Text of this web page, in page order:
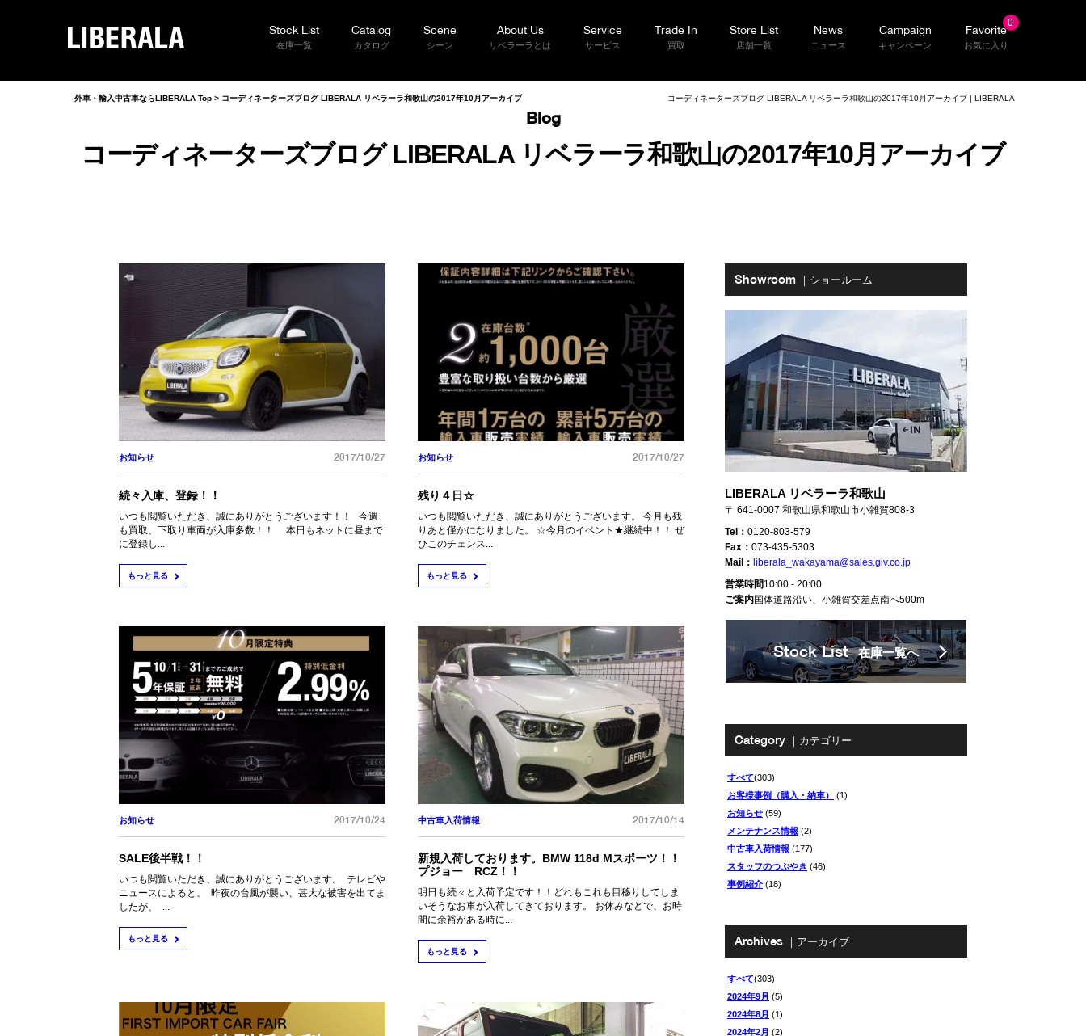
LIBERALA
Stock List
在庫一覧
Catalog
カタログ
Scene
シーン
About Us
リベラーラとは
Service
サービス
Trade In
買取
Store List
店舗一覧
News
ニュース
Campaign
キャンペーン
Favorite
0
お気に入り
コーディネーターズブログ LIBERALA リベラーラ和歌山の2017年10月アーカイブ | LIBERALA
Blog
コーディネーターズブログ LIBERALA リベラーラ和歌山の2017年10月アーカイブ
外車・輸入中古車ならLIBERALA Top > コーディネーターズブログ LIBERALA リベラーラ和歌山の2017年10月アーカイブ
お知らせ 2017/10/27
続々入庫、登録！！
いつも閲覧いただき、誠にありがとうございます！！ 今週
も買取、下取り車両が入庫多数！！ 本日もネットに昼まで
に登録し...
もっと見る
お知らせ 2017/10/27
残り４日☆
いつも閲覧いただき、誠にありがとうございます。 今月も残
りあと僅かになりました。 ☆今月のイベント★継続中！！ ぜ
ひこのチェンス...
もっと見る
お知らせ 2017/10/24
SALE後半戦！！
いつも閲覧いただき、誠にありがとうございます。 テレビや
ニュースによると、 昨夜の台風が襲い、甚大な被害を出てま
したが、 ...
もっと見る
中古車入荷情報 2017/10/14
新規入荷しております。BMW 118d Mスポーツ！！
プジョー RCZ！！
明日も続々と入荷予定です！！どれもこれも目移りしてしま
いそうなお車が入荷してきております。 お休みなどで、お時
間に余裕がある時に...
もっと見る
Showroom ｜ショールーム
LIBERALA リベラーラ和歌山
〒 641-0007 和歌山県和歌山市小雑賀808-3
Tel： 0120-803-579
Fax： 073-435-5303
Mail： liberala_wakayama@sales.glv.co.jp
営業時間10:00 - 20:00
ご案内国体道路沿い、小雑賀交差点南へ500m
Stock List 在庫一覧へ
Category ｜カテゴリー
すべて(303)
お客様事例（購入・納車）
(1)
お知らせ (59)
メンテナンス情報 (2)
中古車入荷情報 (177)
スタッフのつぶやき (46)
事例紹介 (18)
Archives ｜アーカイブ
すべて(303)
2024年9月 (5)
2024年8月 (1)
2024年2月 (2)